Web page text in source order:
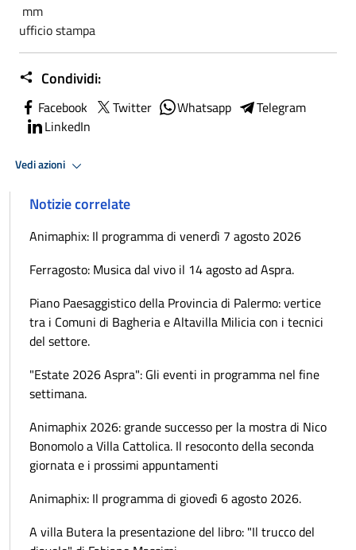
mm
ufficio stampa
Condividi:
Facebook Twitter Whatsapp
Telegram
LinkedIn
Vedi azioni
Notizie correlate
Animaphix: Il programma di venerdì 7 agosto 2026
Ferragosto: Musica dal vivo il 14 agosto ad Aspra.
Piano Paesaggistico della Provincia di Palermo: vertice
tra i Comuni di Bagheria e Altavilla Milicia con i tecnici
del settore.
"Estate 2026 Aspra": Gli eventi in programma nel fine
settimana.
Animaphix 2026: grande successo per la mostra di Nico
Bonomolo a Villa Cattolica. Il resoconto della seconda
giornata e i prossimi appuntamenti
Animaphix: Il programma di giovedì 6 agosto 2026.
A villa Butera la presentazione del libro: "Il trucco del